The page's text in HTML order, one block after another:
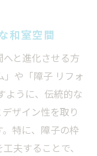
ォーム実例
るポイント
リル建具活用
ポイント
性重視の障子
和室空間
と進化させる方
」や「障子 リフォ
ように、伝統的な
ザイン性を取り
特に、障子の枠
夫することで、